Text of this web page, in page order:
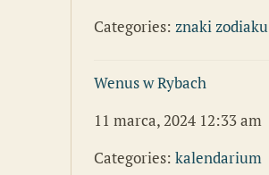
Categories: znaki zodiaku
Wenus w Rybach
11 marca, 2024 12:33 am
Categories: kalendarium